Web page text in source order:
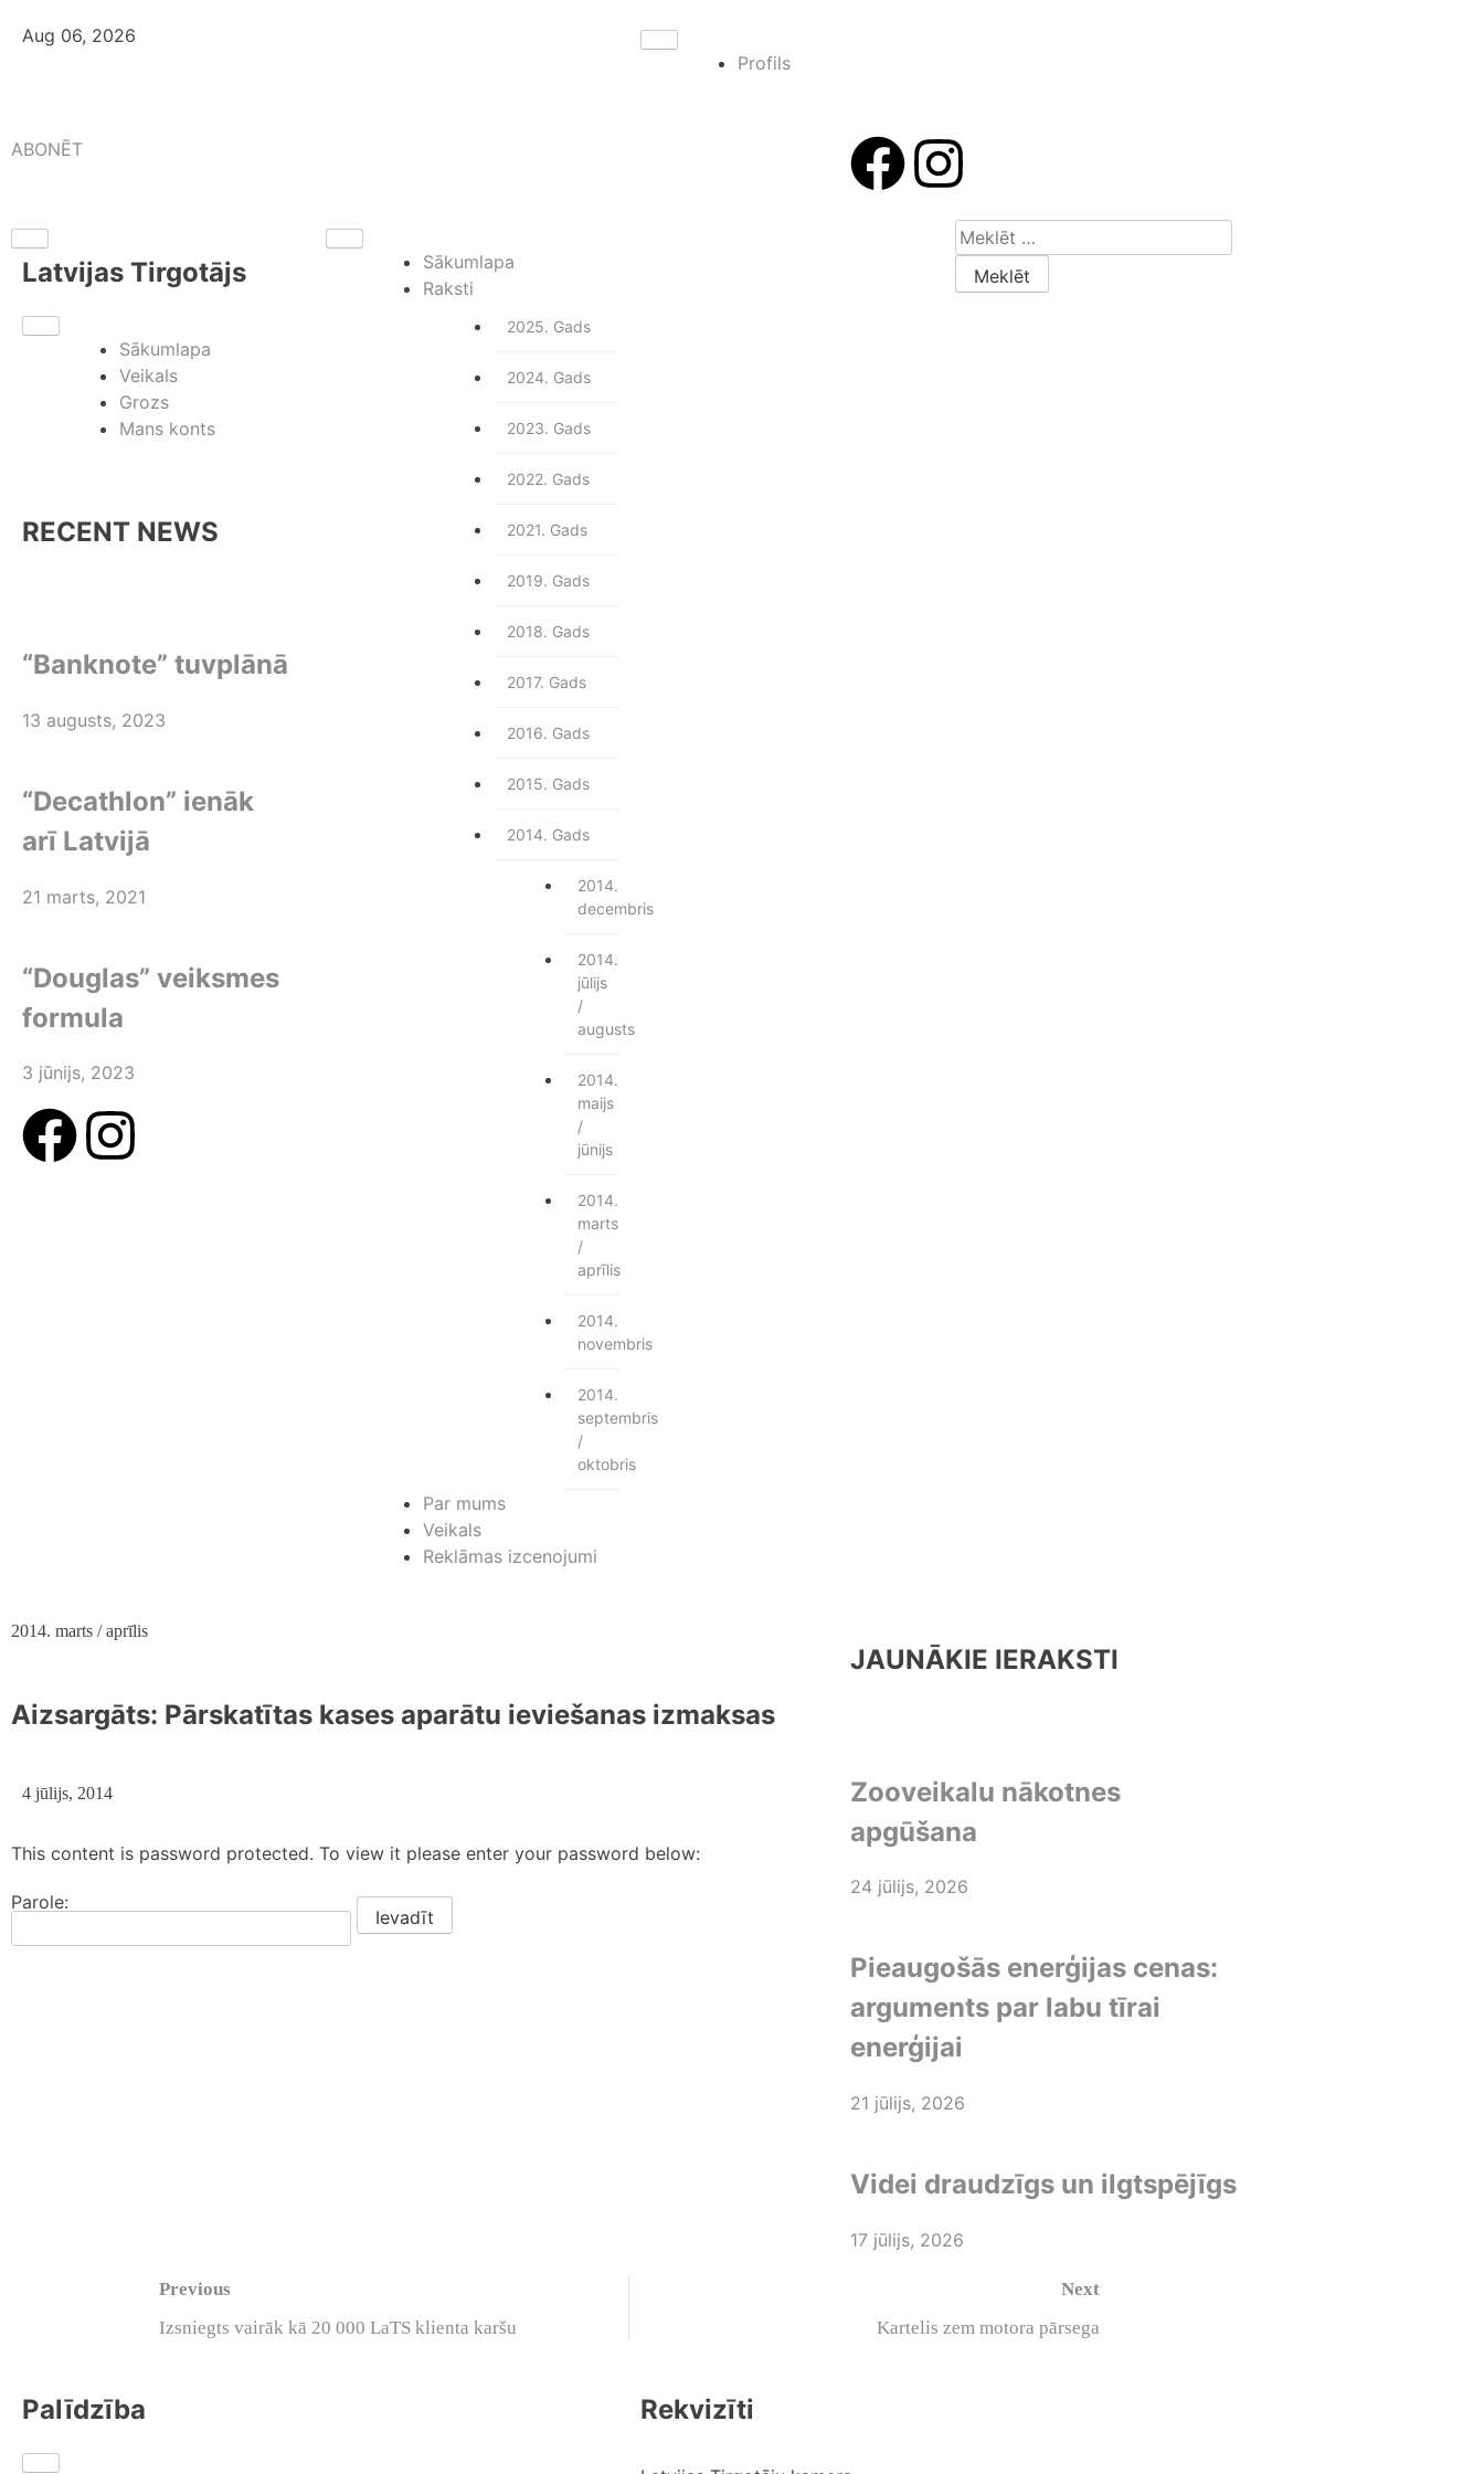
Aug 06, 2026
Profils
ABONĒT
Latvijas Tirgotājs
Sākumlapa
Veikals
Grozs
Mans konts
RECENT NEWS
“Banknote” tuvplānā
13 augusts, 2023
“Decathlon” ienāk
arī Latvijā
21 marts, 2021
“Douglas” veiksmes
formula
3 jūnijs, 2023
Sākumlapa
Raksti
2025. Gads
2024. Gads
2023. Gads
2022. Gads
2021. Gads
2019. Gads
2018. Gads
2017. Gads
2016. Gads
2015. Gads
2014. Gads
2014.
decembris
2014.
jūlijs
/
augusts
2014.
maijs
/
jūnijs
2014.
marts
/
aprīlis
2014.
novembris
2014.
septembris
/
oktobris
Par mums
Veikals
Reklāmas izcenojumi
2014. marts / aprīlis
Aizsargāts: Pārskatītas kases aparātu ieviešanas izmaksas
4 jūlijs, 2014
This content is password protected. To view it please enter your password below:
Parole:
JAUNĀKIE IERAKSTI
Zooveikalu nākotnes
apgūšana
24 jūlijs, 2026
Pieaugošās enerģijas cenas:
arguments par labu tīrai
enerģijai
21 jūlijs, 2026
Videi draudzīgs un ilgtspējīgs
17 jūlijs, 2026
Previous
Izsniegts vairāk kā 20 000 LaTS klienta karšu
Next
Kartelis zem motora pārsega
Palīdzība Rekvizīti